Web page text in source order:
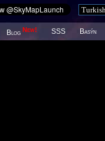
Blog New! SSS Basýn